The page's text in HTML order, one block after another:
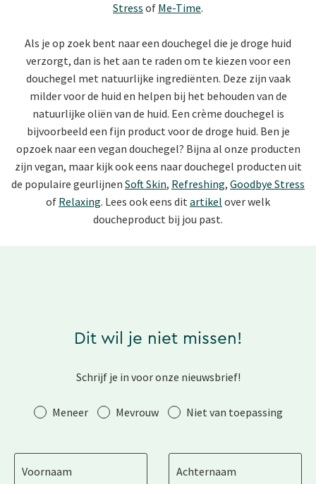
Stress of Me-Time.
Als je op zoek bent naar een douchegel die je droge huid
verzorgt, dan is het aan te raden om te kiezen voor een
douchegel met natuurlijke ingrediënten. Deze zijn vaak
milder voor de huid en helpen bij het behouden van de
natuurlijke oliën van de huid. Een crème douchegel is
bijvoorbeeld een fijn product voor de droge huid. Ben je
opzoek naar een vegan douchegel? Bijna al onze producten
zijn vegan, maar kijk ook eens naar douchegel producten uit
de populaire geurlijnen Soft Skin, Refreshing, Goodbye Stress
of Relaxing. Lees ook eens ditartikel over welk
doucheproduct bij jou past.
Dit wil je niet missen!
Schrijf je in voor onze nieuwsbrief!
AanhefMeneer Mevrouw Niet van toepassing
Voornaam Achternaam